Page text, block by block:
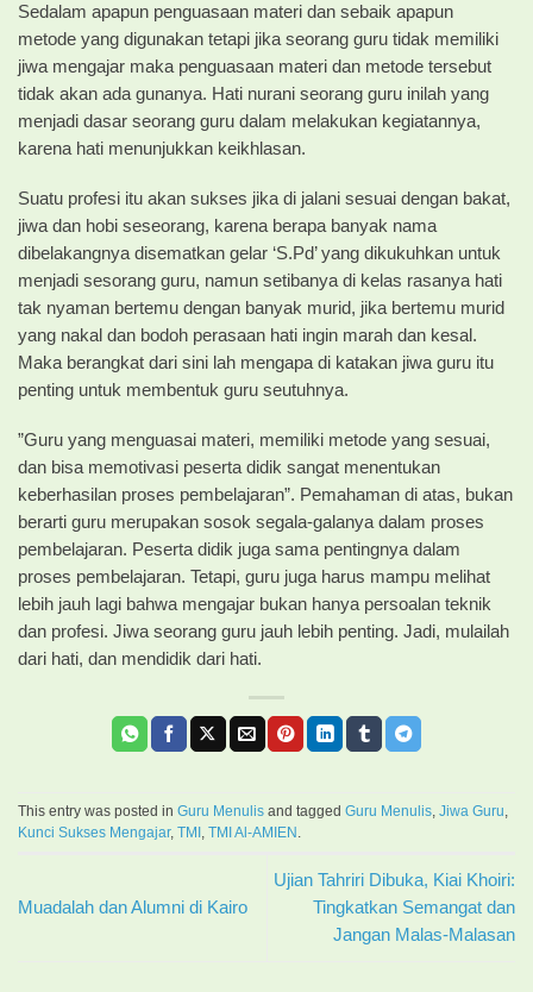
Sedalam apapun penguasaan materi dan sebaik apapun
metode yang digunakan tetapi jika seorang guru tidak memiliki
jiwa mengajar maka penguasaan materi dan metode tersebut
tidak akan ada gunanya. Hati nurani seorang guru inilah yang
menjadi dasar seorang guru dalam melakukan kegiatannya,
karena hati menunjukkan keikhlasan.
Suatu profesi itu akan sukses jika di jalani sesuai dengan bakat,
jiwa dan hobi seseorang, karena berapa banyak nama
dibelakangnya disematkan gelar ‘S.Pd’ yang dikukuhkan untuk
menjadi sesorang guru, namun setibanya di kelas rasanya hati
tak nyaman bertemu dengan banyak murid, jika bertemu murid
yang nakal dan bodoh perasaan hati ingin marah dan kesal.
Maka berangkat dari sini lah mengapa di katakan jiwa guru itu
penting untuk membentuk guru seutuhnya.
”Guru yang menguasai materi, memiliki metode yang sesuai,
dan bisa memotivasi peserta didik sangat menentukan
keberhasilan proses pembelajaran”. Pemahaman di atas, bukan
berarti guru merupakan sosok segala-galanya dalam proses
pembelajaran. Peserta didik juga sama pentingnya dalam
proses pembelajaran. Tetapi, guru juga harus mampu melihat
lebih jauh lagi bahwa mengajar bukan hanya persoalan teknik
dan profesi. Jiwa seorang guru jauh lebih penting. Jadi, mulailah
dari hati, dan mendidik dari hati.
This entry was posted in Guru Menulis and tagged Guru Menulis Jiwa Guru
Kunci Sukses Mengajar, TMI TMI Al-AMIEN
Muadalah dan Alumni di Kairo
Ujian Tahriri Dibuka, Kiai Khoiri:
Tingkatkan Semangat dan
Jangan Malas-Malasan